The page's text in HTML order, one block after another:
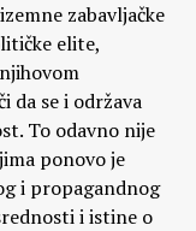
zabavljačke
elite,
da se i održava
To odavno nije
ponovo je
i propagandnog
i istine o